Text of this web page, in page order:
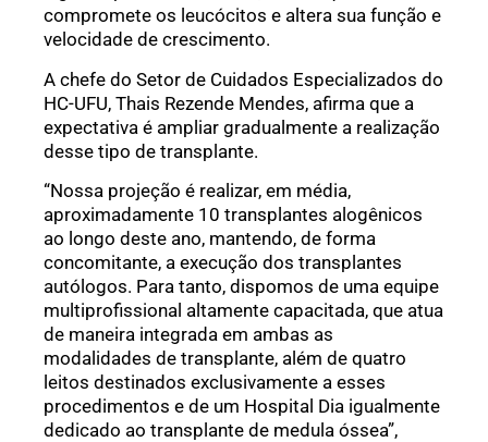
compromete os leucócitos e altera sua função e
velocidade de crescimento.
A chefe do Setor de Cuidados Especializados do
HC-UFU, Thais Rezende Mendes, afirma que a
expectativa é ampliar gradualmente a realização
desse tipo de transplante.
“Nossa projeção é realizar, em média,
aproximadamente 10 transplantes alogênicos
ao longo deste ano, mantendo, de forma
concomitante, a execução dos transplantes
autólogos. Para tanto, dispomos de uma equipe
multiprofissional altamente capacitada, que atua
de maneira integrada em ambas as
modalidades de transplante, além de quatro
leitos destinados exclusivamente a esses
procedimentos e de um Hospital Dia igualmente
dedicado ao transplante de medula óssea”,